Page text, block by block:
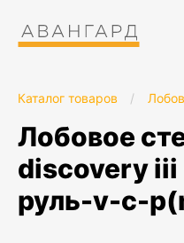
Каталог товаров /
лобовое стекло land rover
discovery
руль-v-c-